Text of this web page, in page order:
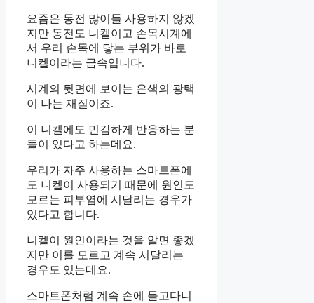
요즘은 동전 많이들 사용하지 않겠
지만 동전도 니켈이고 손목시계에
서 우리 손목에 닿는 부위가 바로
니켈이라는 금속입니다.
시계의 뒷면에 보이는 은색의 광택
이 나는 재질이죠.
이 니켈에도 민감하게 반응하는 분
들이 있다고 하는데요.
우리가 자주 사용하는 스마트폰에
도 니켈이 사용되기 때문에 원인도
모르는 피부염에 시달리는 경우가
있다고 합니다.
니켈이 원인이라는 것을 알면 좋겠
지만 이를 모르고 계속 시달리는
경우도 있는데요.
스마트폰처럼 계속 손에 들고다니